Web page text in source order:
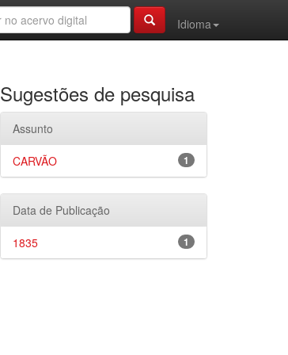
Idioma
Sugestões de pesquisa
Assunto
1
CARVÃO
Data de Publicação
1
1835